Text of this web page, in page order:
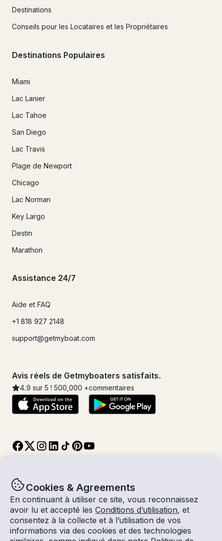
Cookies & Agreements
En continuant à utiliser ce site, vous reconnaissez
avoir lu et accepté les Conditions d’utilisation, et
consentez à la collecte et à l’utilisation de vos
informations via des cookies et des technologies
Destinations
Conseils pour les Locataires et les Propriétaires
Destinations Populaires
Miami
Lac Lanier
Lac Tahoe
San Diego
Lac Travis
Plage de Newport
Chicago
Lac Norman
Key Largo
Destin
Marathon
Assistance 24/7
Aide et FAQ
+1 818 927 2148
support@getmyboat.com
Avis réels de Getmyboaters satisfaits.
4.9 sur 5 ! 500,000 +commentaires
© Getmyboat 2026TermesConfidentialité